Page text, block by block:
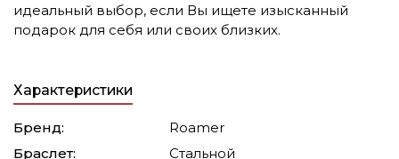
идеальный выбор, если Вы ищете изысканный
подарок для себя или своих близких.
Характеристики
Бренд:
Roamer
Браслет:
Стальной